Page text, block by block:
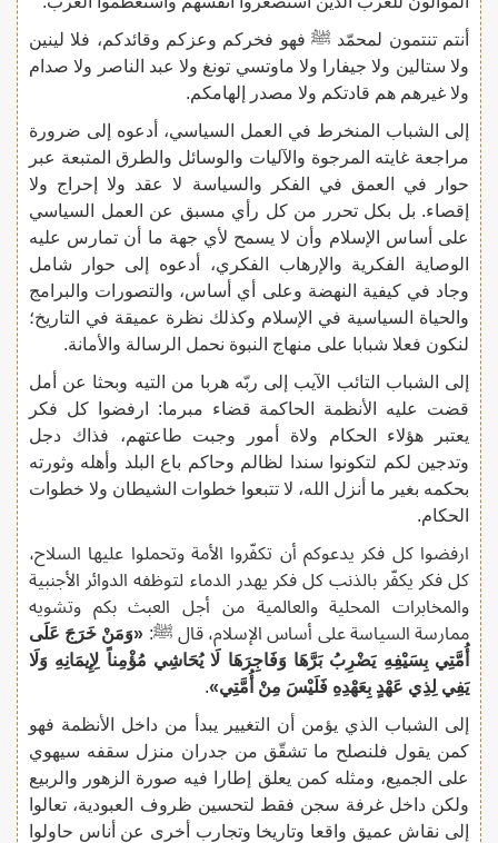
أنتم تنتمون لمحمّد ﷺ فهو فخركم وعزكم وقائدكم، فلا لينين
ولا ستالين ولا جيفارا ولا ماوتسي تونغ ولا عبد الناصر ولا صدام
ولا غيرهم هم قادتكم ولا مصدر إلهامكم.
إلى الشباب المنخرط في العمل السياسي، أدعوه إلى ضرورة
مراجعة غايته المرجوة والآليات والوسائل والطرق المتبعة عبر
حوار في العمق في الفكر والسياسة لا عقد ولا إحراج ولا
إقصاء. بل بكل تحرر من كل رأي مسبق عن العمل السياسي
على أساس الإسلام وأن لا يسمح لأي جهة ما أن تمارس عليه
الوصاية الفكرية والإرهاب الفكري، أدعوه إلى حوار شامل
وجاد في كيفية النهضة وعلى أي أساس، والتصورات والبرامج
والحياة السياسية في الإسلام وكذلك نظرة عميقة في التاريخ؛
لنكون فعلا شبابا على منهاج النبوة نحمل الرسالة والأمانة.
إلى الشباب التائب الآيب إلى ربّه هربا من التيه وبحثا عن أمل
قضت عليه الأنظمة الحاكمة قضاء مبرما: ارفضوا كل فكر
يعتبر هؤلاء الحكام ولاة أمور وجبت طاعتهم، فذاك دجل
وتدجين لكم لتكونوا سندا لظالم وحاكم باع البلد وأهله وثورته
بحكمه بغير ما أنزل الله، لا تتبعوا خطوات الشيطان ولا خطوات
الحكام.
ارفضوا كل فكر يدعوكم أن تكفّروا الأمة وتحملوا عليها السلاح،
كل فكر يكفّر بالذنب كل فكر يهدر الدماء لتوظفه الدوائر الأجنبية
والمخابرات المحلية والعالمية من أجل العبث بكم وتشويه
ممارسة السياسة على أساس الإسلام، قال ﷺ: «وَمَنْ خَرَجَ عَلَى
أُمَّتِي بِسَيْفِهِ يَضْرِبُ بَرَّهَا وَفَاجِرَهَا لَا يُحَاشِي مُؤْمِناً لِإِيمَانِهِ وَلَا
يَفِي لِذِي عَهْدٍ بِعَهْدِهِ فَلَيْسَ مِنْ أُمَّتِي».
إلى الشباب الذي يؤمن أن التغيير يبدأ من داخل الأنظمة فهو
كمن يقول فلنصلح ما تشقّق من جدران منزل سقفه سيهوي
على الجميع، ومثله كمن يعلق إطارا فيه صورة الزهور والربيع
ولكن داخل غرفة سجن فقط لتحسين ظروف العبودية، تعالوا
إلى نقاش عميق واقعا وتاريخا وتجارب أخرى عن أناس حاولوا